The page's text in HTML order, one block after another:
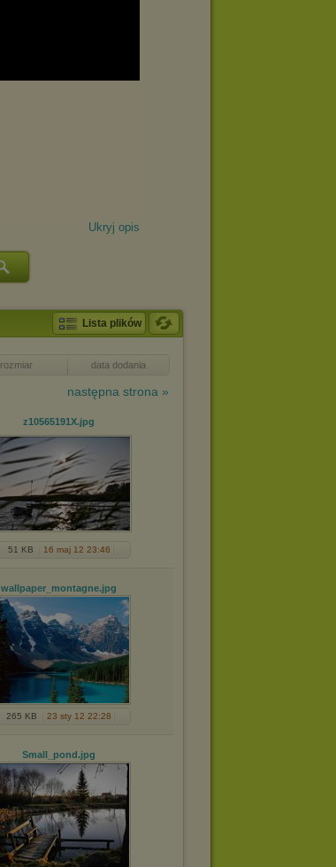
Ukryj opis
Lista plików
rozmiar data dodania
następna strona »
z10565191X.jpg
51 KB 16 maj 12 23:46
wallpaper_montagne.jpg
265 KB 23 sty 12 22:28
Small_pond.jpg